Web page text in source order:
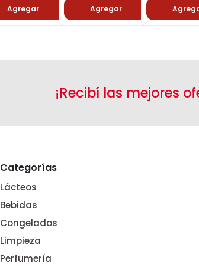
Agregar Agregar
¡Recibí las mejores
Categorías
Lácteos
Bebidas
Congelados
Limpieza
Perfumería